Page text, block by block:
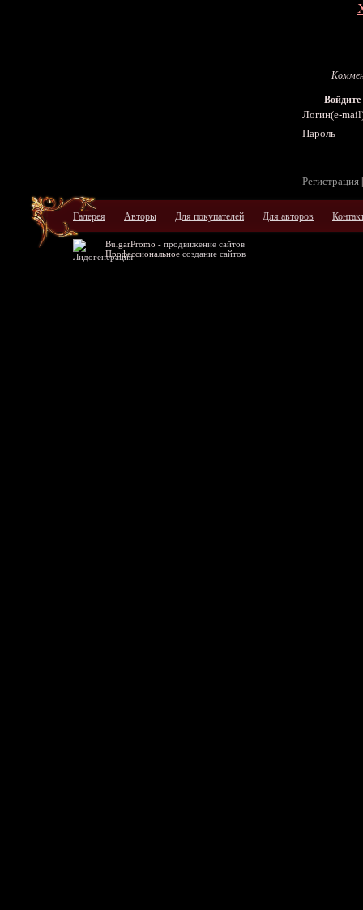
Логин(e-
Пароль
Регистрация
Галерея Авторы Для покупателей Для авторов
BulgarPromo - продвижение сайтов
Профессиональное создание сайтов